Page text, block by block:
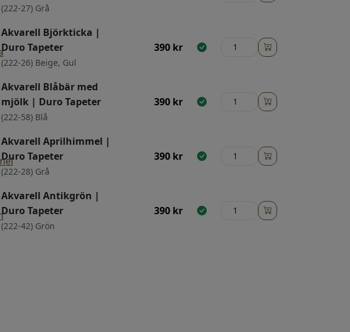
(222-27) Grå
Akvarell Björkticka |
Duro Tapeter
(222-26) Beige, Gul
390 kr
Akvarell Blåbär med
mjölk | Duro Tapeter
(222-58) Blå
390 kr
Akvarell Aprilhimmel |
Duro Tapeter
(222-28) Grå
390 kr
Akvarell Antikgrön |
Duro Tapeter
(222-42) Grön
390 kr